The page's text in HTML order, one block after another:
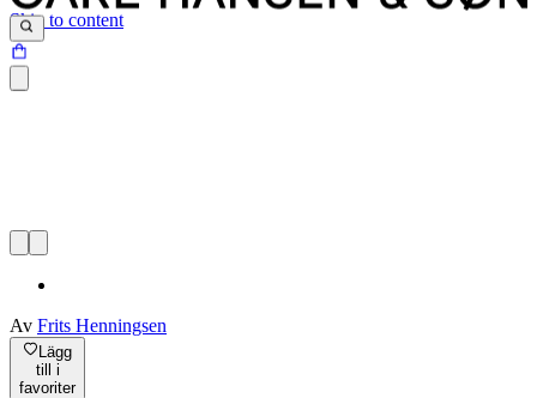
Skip to content
Av Frits Henningsen
Lägg
till i
favoriter